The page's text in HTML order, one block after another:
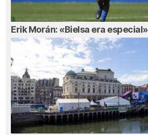
Erik Morán: «Bielsa era especial»